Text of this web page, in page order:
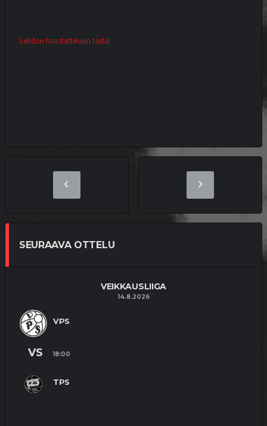
Lehdon haastatteluun tästä!
SEURAAVA OTTELU
VEIKKAUSLIIGA
14.8.2026
VPS
TPS
VS 18:00